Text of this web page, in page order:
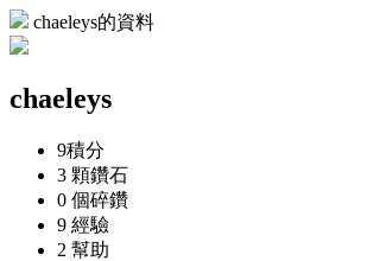
chaeleys的資料
chaeleys
9積分
3 顆鑽石
0 個碎鑽
9 經驗
2 幫助